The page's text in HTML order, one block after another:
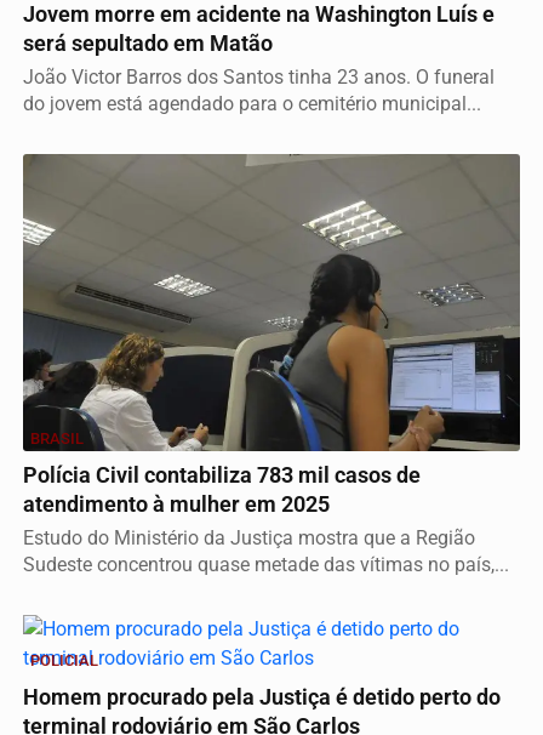
Jovem morre em acidente na Washington Luís e
será sepultado em Matão
João Victor Barros dos Santos tinha 23 anos. O funeral
do jovem está agendado para o cemitério municipal...
BRASIL
Polícia Civil contabiliza 783 mil casos de
atendimento à mulher em 2025
Estudo do Ministério da Justiça mostra que a Região
Sudeste concentrou quase metade das vítimas no país,...
POLICIAL
Homem procurado pela Justiça é detido perto do
terminal rodoviário em São Carlos